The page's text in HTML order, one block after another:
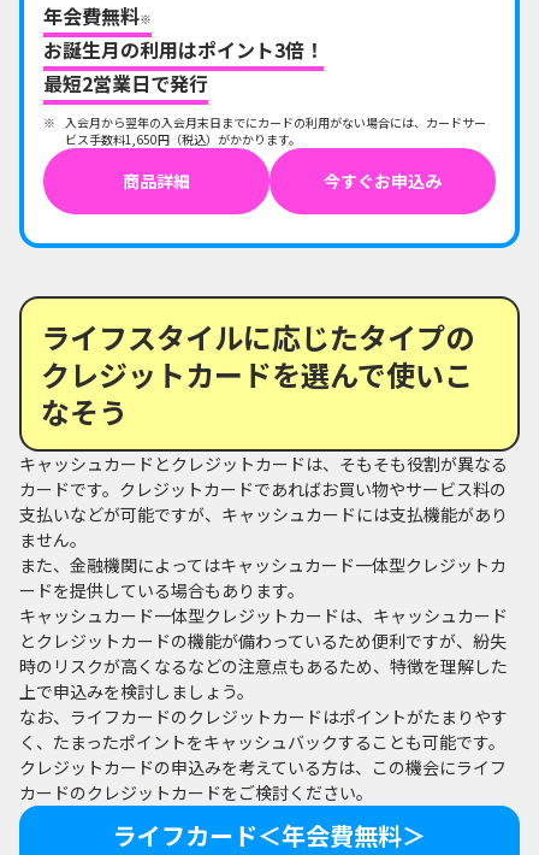
年会費無料※
お誕生月の利用はポイント3倍！
最短2営業日で発行
入会月から翌年の入会月末日までにカードの利用がない場合には、カードサー
ビス手数料1,650円（税込）がかかります。
商品詳細 今すぐお申込み
ライフスタイルに応じたタイプの
クレジットカードを選んで使いこ
なそう
キャッシュカードとクレジットカードは、そもそも役割が異なる
カードです。クレジットカードであればお買い物やサービス料の
支払いなどが可能ですが、キャッシュカードには支払機能があり
ません。
また、金融機関によってはキャッシュカード一体型クレジットカ
ードを提供している場合もあります。
キャッシュカード一体型クレジットカードは、キャッシュカード
とクレジットカードの機能が備わっているため便利ですが、紛失
時のリスクが高くなるなどの注意点もあるため、特徴を理解した
上で申込みを検討しましょう。
なお、ライフカードのクレジットカードはポイントがたまりやす
く、たまったポイントをキャッシュバックすることも可能です。
クレジットカードの申込みを考えている方は、この機会にライフ
カードのクレジットカードをご検討ください。
ライフカード＜年会費無料＞